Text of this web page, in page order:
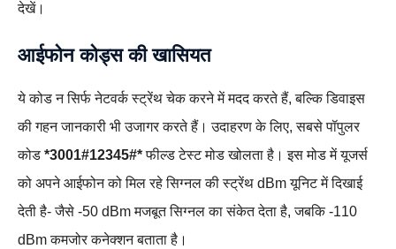
देखें।
आईफोन कोड्स की खासियत
ये कोड न सिर्फ नेटवर्क स्ट्रेंथ चेक करने में मदद करते हैं, बल्कि डिवाइस
की गहन जानकारी भी उजागर करते हैं। उदाहरण के लिए, सबसे पॉपुलर
कोड *3001#12345#*फील्ड टेस्ट मोड खोलता है। इस मोड में यूजर्स
को अपने आईफोन को मिल रहे सिग्नल की स्ट्रेंथ dBm यूनिट में दिखाई
देती है- जैसे -50 dBm मजबूत सिग्नल का संकेत देता है, जबकि -110
dBm कमजोर कनेक्शन बताता है।